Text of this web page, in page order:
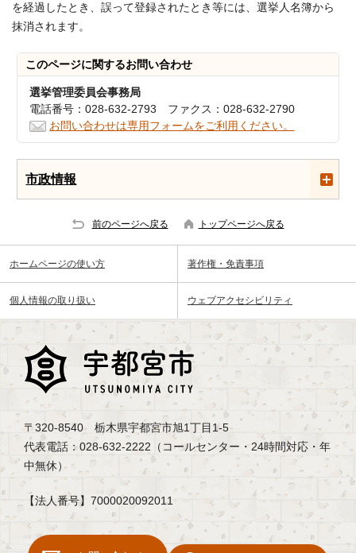
を経過したとき、誤って登録されたとき等には、選挙人名簿から
抹消されます。
このページに関するお問い合わせ
選挙管理委員会事務局
電話番号：028-632-2793 ファクス：028-632-2790
お問い合わせは専用フォームをご利用ください。
市政情報
前のページへ戻る トップページへ戻る
ホームページの使い方 著作権・免責事項
個人情報の取り扱い ウェブアクセシビリティ
〒320-8540 栃木県宇都宮市旭1丁目1-5
代表電話：028-632-2222（コールセンター・24時間対応・年
中無休）
【法人番号】7000020092011